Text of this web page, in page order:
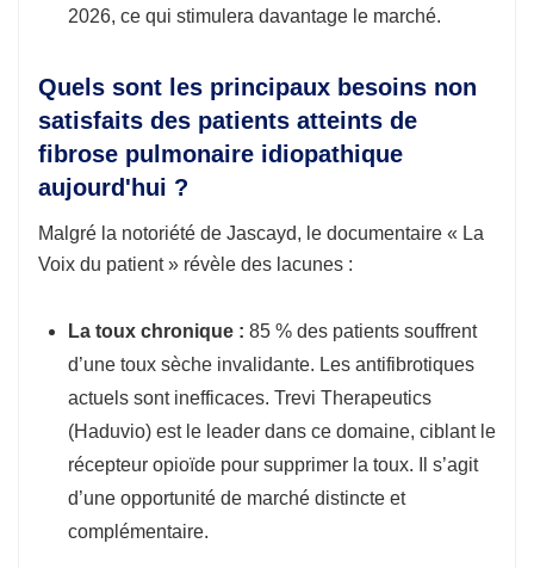
2026, ce qui stimulera davantage le marché.
Quels sont les principaux besoins non
satisfaits des patients atteints de
fibrose pulmonaire idiopathique
aujourd'hui ?
Malgré la notoriété de Jascayd, le documentaire « La
Voix du patient » révèle des lacunes :
La toux chronique : 85 % des patients souffrent
d’une toux sèche invalidante. Les antifibrotiques
actuels sont inefficaces. Trevi Therapeutics
(Haduvio) est le leader dans ce domaine, ciblant le
récepteur opioïde pour supprimer la toux. Il s’agit
d’une opportunité de marché distincte et
complémentaire.